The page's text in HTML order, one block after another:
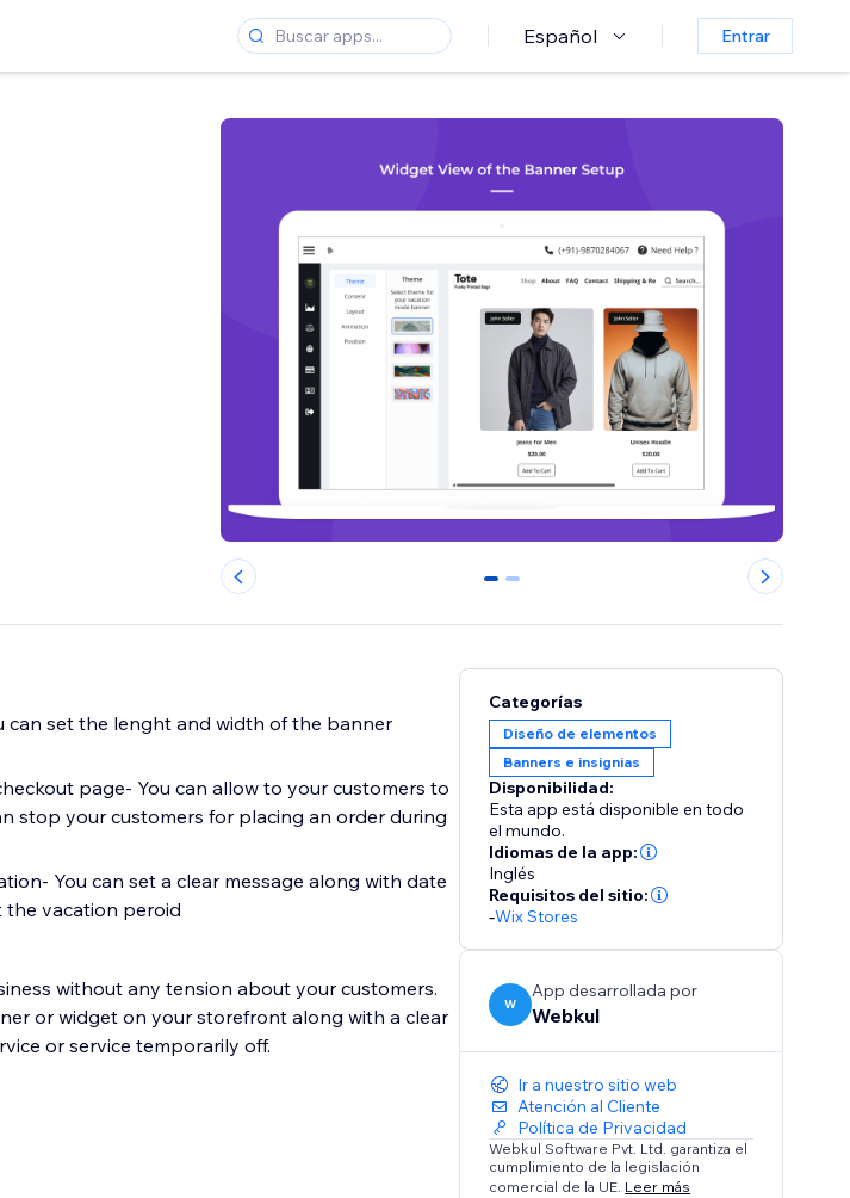
Español Entrar
0 1
can set the lenght and width of the banner
to your customers to
stop your customers for placing an order during
You can set a clear message along with date
the vacation peroid
without any tension about your customers.
or widget on your storefront along with a clear
or service temporarily off.
Categorías
Diseño de elementos
Banners e insignias
Disponibilidad:
Esta app está disponible en todo
el mundo.
Idiomas de la app:
Inglés
Requisitos del sitio:
-Wix Stores
W
App desarrollada por
Webkul
Ir a nuestro sitio web
Atención al Cliente
Política de Privacidad
Webkul Software Pvt. Ltd. garantiza el
cumplimiento de la legislación
comercial de la UE. Leer más